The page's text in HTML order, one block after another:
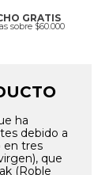
GRATIS
sobre $60.000
ha
debido a
en tres
que
(Roble